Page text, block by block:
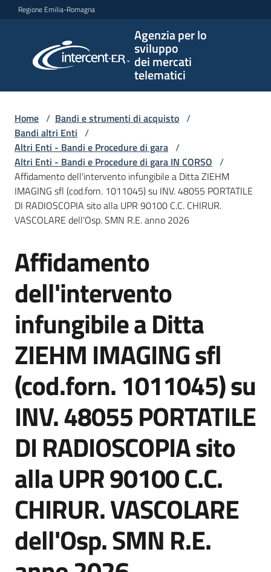
Vai al contenuto
Vai alla navigazione
Vai al footer
Regione Emilia-Romagna
Agenzia per lo
sviluppo
dei mercati
telematici
per lo
sviluppo
telematici
L'Agenzia
Bandi
strumenti
di
Supporto
Piattaforme
telematiche
English
site
Seguici
su
Home / Bandi e strumenti di acquisto /
Bandi altri Enti /
Altri Enti - Bandi e Procedure di gara /
Altri Enti - Bandi e Procedure di gara IN CORSO /
Affidamento dell'intervento infungibile a Ditta ZIEHM
IMAGING sfl (cod.forn. 1011045) su INV. 48055 PORTATILE
DI RADIOSCOPIA sito alla UPR 90100 C.C. CHIRUR.
VASCOLARE dell'Osp. SMN R.E. anno 2026
Salta al contenuto
Affidamento
dell'intervento
infungibile a Ditta
ZIEHM IMAGING sfl
(cod.forn. 1011045) su
INV. 48055 PORTATILE
DI RADIOSCOPIA sito
alla UPR 90100 C.C.
CHIRUR. VASCOLARE
dell'Osp. SMN R.E.